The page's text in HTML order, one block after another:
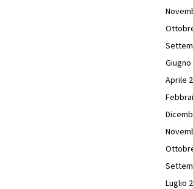
Giugno
Aprile
Luglio